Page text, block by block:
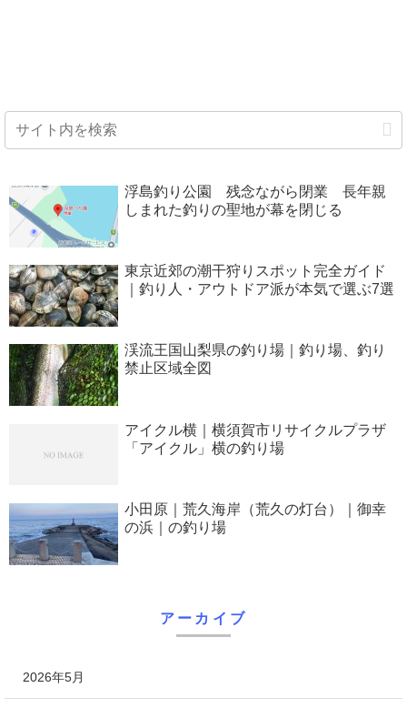
浮島釣り公園 残念ながら閉業 長年親
しまれた釣りの聖地が幕を閉じる
東京近郊の潮干狩りスポット完全ガイド
｜釣り人・アウトドア派が本気で選ぶ7選
渓流王国山梨県の釣り場｜釣り場、釣り
禁止区域全図
アイクル横｜横須賀市リサイクルプラザ
「アイクル」横の釣り場
小田原｜荒久海岸（荒久の灯台）｜御幸
の浜｜の釣り場
アーカイブ
2026年5月